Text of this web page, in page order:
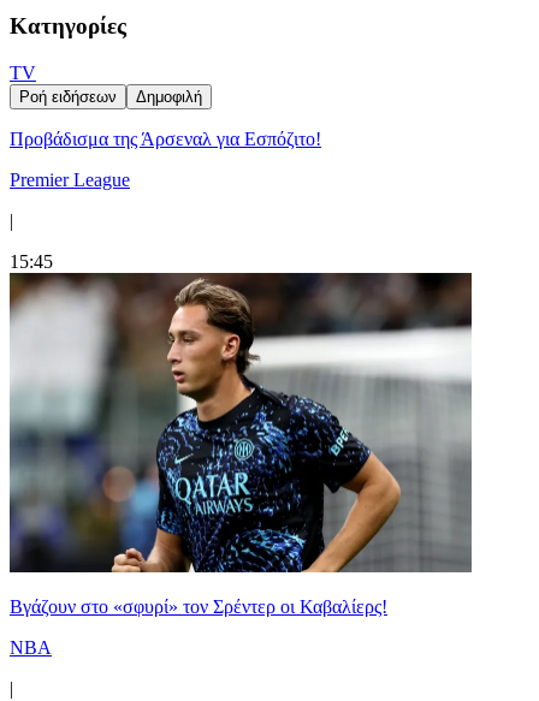
Κατηγορίες
TV
Ροή ειδήσεων Δημοφιλή
Προβάδισμα της Άρσεναλ για Εσπόζιτο!
Premier League
|
15:45
Bγάζουν στο «σφυρί» τον Σρέντερ οι Καβαλίερς!
NBA
|